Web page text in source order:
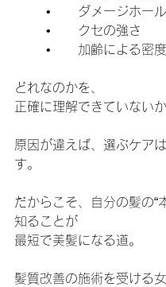
	•	ダメージホール
	•	クセの強さ
•	加齢による密
どれなのかを、
正確に理解できていないか
原因が違えば、選ぶケア
す。
だからこそ、自分の髪の“
知ることが
最短で美髪になる道。
髪質改善の施術を受ける